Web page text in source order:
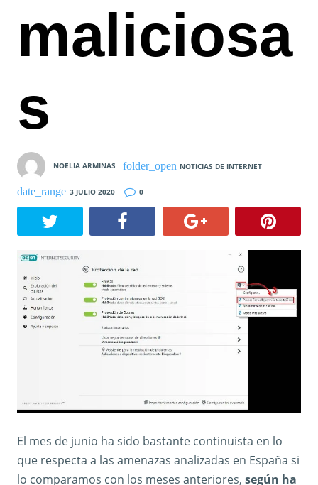
maliciosa
s
NOELIA ARMINAS NOTICIAS DE INTERNET
3 JULIO 2020 0
El mes de junio ha sido bastante continuista en lo
que respecta a las amenazas analizadas en España si
lo comparamos con los meses anteriores, según ha